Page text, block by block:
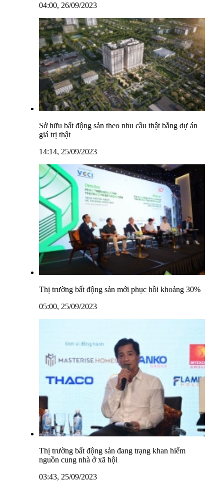
04:00, 26/09/2023
Sở hữu bất động sản theo nhu cầu thật bằng dự án
giá trị thật
14:14, 25/09/2023
Thị trường bất động sản mới phục hồi khoảng 30%
05:00, 25/09/2023
Thị trường bất động sản đang trạng khan hiếm
nguồn cung nhà ở xã hội
03:43, 25/09/2023